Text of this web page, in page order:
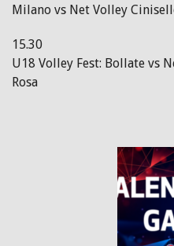
Milano vs Net Volley
15.30
U18 Volley Fest: Bollate vs
Rosa